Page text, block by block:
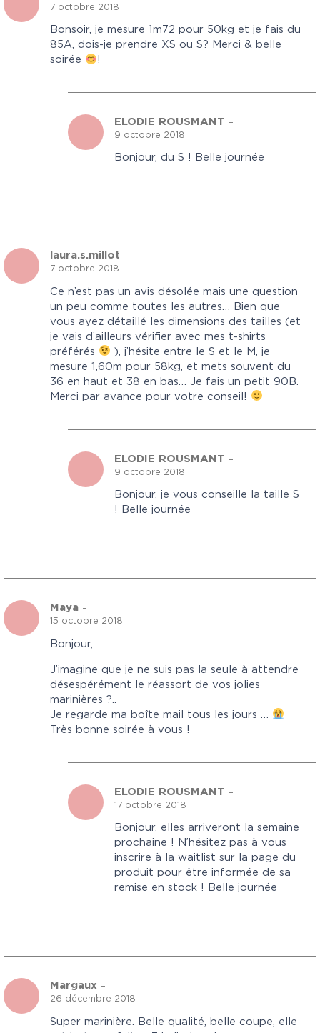
7 octobre 2018
Bonsoir, je mesure 1m72 pour 50kg et je fais du
85A, dois-je prendre XS ou S? Merci & belle
soirée
!
ELODIE ROUSMANT –
9 octobre 2018
Bonjour, du S ! Belle journée
laura.s.millot –
7 octobre 2018
Ce n’est pas un avis désolée mais une question
un peu comme toutes les autres… Bien que
vous ayez détaillé les dimensions des tailles (et
je vais d’ailleurs vérifier avec mes t-shirts
préférés
), j’hésite entre le S et le M, je
mesure 1,60m pour 58kg, et mets souvent du
36 en haut et 38 en bas… Je fais un petit 90B.
Merci par avance pour votre conseil!
ELODIE ROUSMANT –
9 octobre 2018
Bonjour, je vous conseille la taille S
! Belle journée
Maya –
15 octobre 2018
Bonjour,
J’imagine que je ne suis pas la seule à attendre
désespérément le réassort de vos jolies
marinières ?..
Je regarde ma boîte mail tous les jours …
Très bonne soirée à vous !
ELODIE ROUSMANT –
17 octobre 2018
Bonjour, elles arriveront la semaine
prochaine ! N’hésitez pas à vous
inscrire à la waitlist sur la page du
produit pour être informée de sa
remise en stock ! Belle journée
Margaux –
26 décembre 2018
Super marinière. Belle qualité, belle coupe, elle